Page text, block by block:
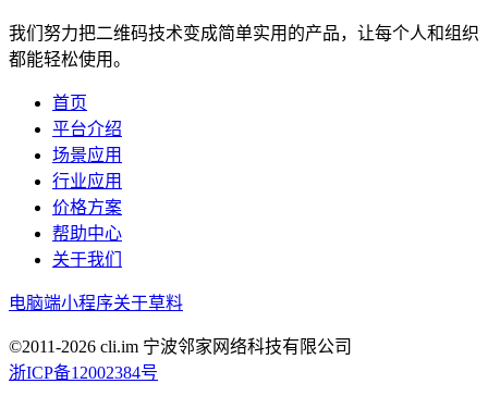
我们努力把二维码技术变成简单实用的产品，让每个人和组织
都能轻松使用。
首页
平台介绍
场景应用
行业应用
价格方案
帮助中心
关于我们
电脑端小程序关于草料
©2011-2026 cli.im 宁波邻家网络科技有限公司
浙ICP备12002384号